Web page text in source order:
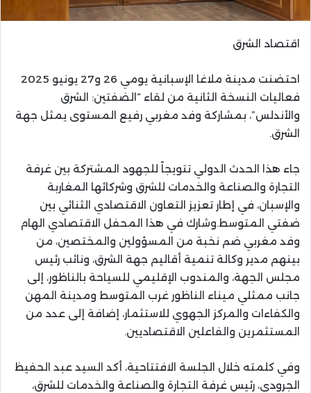
اقتصاد الشرق
احتضنت مدينة ملاغا الإسبانية يومي 26 و27 يونيو 2025
فعاليات النسخة الثانية من لقاء “الضفتين: الشرق
والأندلس”، بمشاركة وفد مغربي رفيع المستوى يمثل جهة
الشرق.
جاء هذا الحدث الدولي تتويجاً للجهود المشتركة بين غرفة
التجارة والصناعة والخدمات للشرق وشركائها المغاربة
والإسبان، في إطار تعزيز التعاون الاقتصادي الثنائي بين
ضفتي المتوسط.وشارك في هذا المحفل الاقتصادي الهام
وفد مغربي ضم نخبة من المسؤولين والمختصين، من
بينهم مدير وكالة تنمية أقاليم جهة الشرق، ونائب رئيس
مجلس الجهة، والمندوب الإقليمي للسياحة بالناظور، إلى
جانب ممثلي ميناء الناظور غرب المتوسط ومدينة المهن
والكفاءات والمركز الجهوي للاستثمار، إضافة إلى عدد من
المستثمرين والفاعلين الاقتصاديين.
وفي كلمته خلال الجلسة الافتتاحية، أكد السيد عبد الحفيظ
الجرودي، رئيس غرفة التجارة والصناعة والخدمات للشرق،